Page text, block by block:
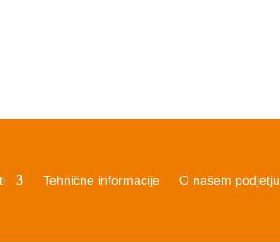
Tehnične informacije O našem podjetju